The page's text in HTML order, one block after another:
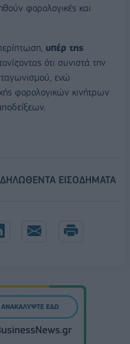
φορολογικές και
υπέρ της
ότι συνιστά την
ενώ
φορολογικών κινήτρων
ΔΗΛΩΘΕΝΤΑ ΕΙΣΟΔΗΜΑΤΑ